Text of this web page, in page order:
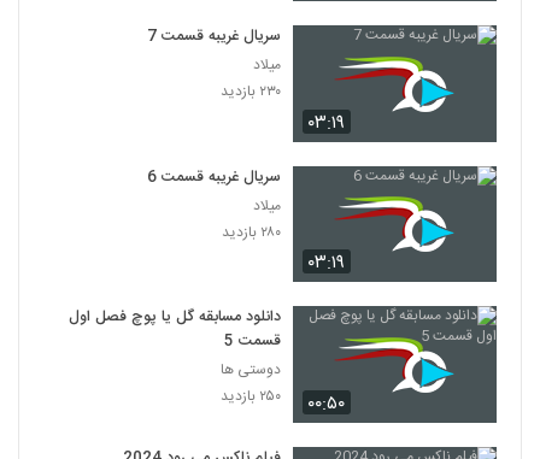
۰۳:۱۹
سریال غریبه قسمت 7
میلاد
۲۳۰ بازدید
۰۳:۱۹
سریال غریبه قسمت 6
میلاد
۲۸۰ بازدید
۰۰:۵۰
دانلود مسابقه گل یا پوچ فصل اول
قسمت 5
دوستی ها
۲۵۰ بازدید